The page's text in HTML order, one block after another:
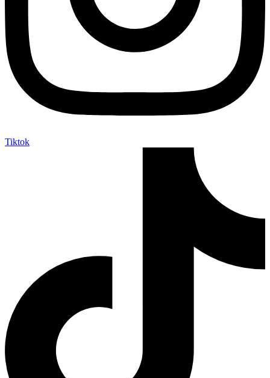
Tiktok